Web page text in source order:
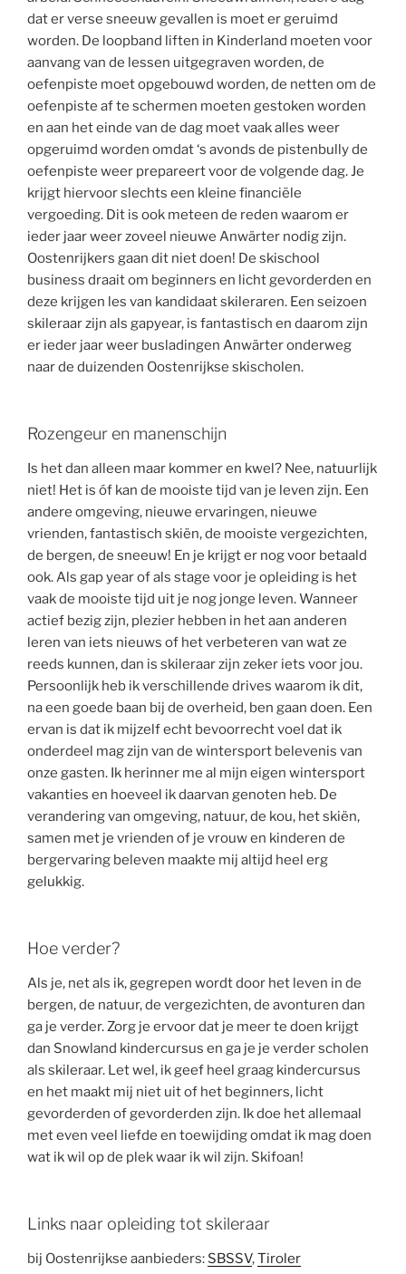
dat er verse sneeuw gevallen is moet er geruimd
worden. De loopband liften in Kinderland moeten voor
aanvang van de lessen uitgegraven worden, de
oefenpiste moet opgebouwd worden, de netten om de
oefenpiste af te schermen moeten gestoken worden
en aan het einde van de dag moet vaak alles weer
opgeruimd worden omdat ‘s avonds de pistenbully de
oefenpiste weer prepareert voor de volgende dag. Je
krijgt hiervoor slechts een kleine financiële
vergoeding. Dit is ook meteen de reden waarom er
ieder jaar weer zoveel nieuwe Anwärter nodig zijn.
Oostenrijkers gaan dit niet doen! De skischool
business draait om beginners en licht gevorderden en
deze krijgen les van kandidaat skileraren. Een seizoen
skileraar zijn als gapyear, is fantastisch en daarom zijn
er ieder jaar weer busladingen Anwärter onderweg
naar de duizenden Oostenrijkse skischolen.
Rozengeur en manenschijn
Is het dan alleen maar kommer en kwel? Nee, natuurlijk
niet! Het is óf kan de mooiste tijd van je leven zijn. Een
andere omgeving, nieuwe ervaringen, nieuwe
vrienden, fantastisch skiën, de mooiste vergezichten,
de bergen, de sneeuw! En je krijgt er nog voor betaald
ook. Als gap year of als stage voor je opleiding is het
vaak de mooiste tijd uit je nog jonge leven. Wanneer
actief bezig zijn, plezier hebben in het aan anderen
leren van iets nieuws of het verbeteren van wat ze
reeds kunnen, dan is skileraar zijn zeker iets voor jou.
Persoonlijk heb ik verschillende drives waarom ik dit,
na een goede baan bij de overheid, ben gaan doen. Een
ervan is dat ik mijzelf echt bevoorrecht voel dat ik
onderdeel mag zijn van de wintersport belevenis van
onze gasten. Ik herinner me al mijn eigen wintersport
vakanties en hoeveel ik daarvan genoten heb. De
verandering van omgeving, natuur, de kou, het skiën,
samen met je vrienden of je vrouw en kinderen de
bergervaring beleven maakte mij altijd heel erg
gelukkig.
Hoe verder?
Als je, net als ik, gegrepen wordt door het leven in de
bergen, de natuur, de vergezichten, de avonturen dan
ga je verder. Zorg je ervoor dat je meer te doen krijgt
dan Snowland kindercursus en ga je je verder scholen
als skileraar. Let wel, ik geef heel graag kindercursus
en het maakt mij niet uit of het beginners, licht
gevorderden of gevorderden zijn. Ik doe het allemaal
met even veel liefde en toewijding omdat ik mag doen
wat ik wil op de plek waar ik wil zijn. Skifoan!
Links naar opleiding tot skileraar
bij Oostenrijkse aanbieders: SBSSV,Tiroler